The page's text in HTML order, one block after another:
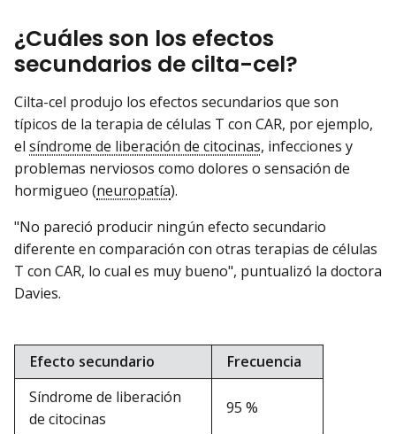
¿Cuáles son los efectos
secundarios de cilta-cel?
Cilta-cel produjo los efectos secundarios que son
típicos de la terapia de células T con CAR, por ejemplo,
el síndrome de liberación de citocinas, infecciones y
problemas nerviosos como dolores o sensación de
hormigueo (neuropatía).
"No pareció producir ningún efecto secundario
diferente en comparación con otras terapias de células
T con CAR, lo cual es muy bueno", puntualizó la doctora
Davies.
Efecto secundario
Frecuencia
Síndrome de liberación
de citocinas
95 %